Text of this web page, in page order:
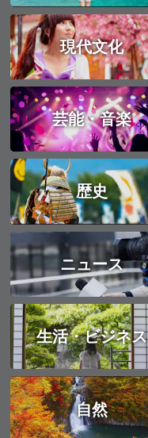
現代文化
芸能・音楽
歴史
ニュース
生活・ビジネス
自然